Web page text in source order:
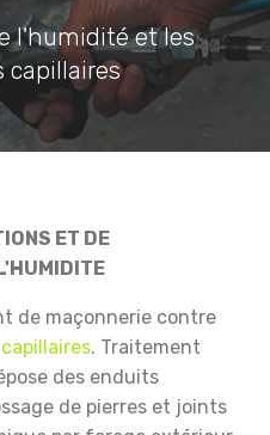
l'humidité et les
capillaires
ET DE
de maçonnerie contre
. Traitement
des enduits
de pierres et joints